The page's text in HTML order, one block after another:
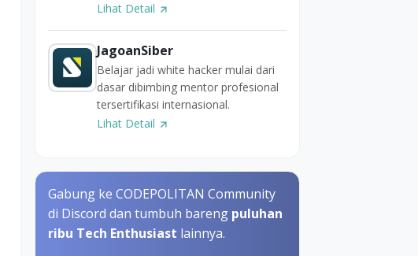
Lihat Detail
JagoanSiber
Belajar jadi white hacker mulai dari
dasar dibimbing mentor profesional
tersertifikasi internasional.
Lihat Detail
Gabung ke CODEPOLITAN Community
di Discord dan tumbuh bareng puluhan
ribu Tech Enthusiast lainnya.